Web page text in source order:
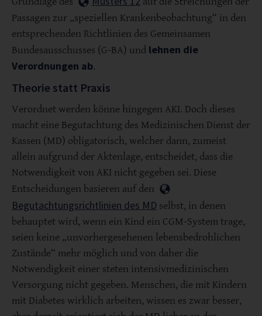
Passagen zur „speziellen Krankenbeobachtung“ in den
entsprechenden Richtlinien des Gemeinsamen
Bundesausschusses (G-BA) und lehnen die
Verordnungen ab.
Theorie statt Praxis
Verordnet werden könne hingegen AKI. Doch dieses
macht eine Begutachtung des Medizinischen Dienst der
Kassen (MD) obligatorisch, welcher dann, zumeist
allein aufgrund der Aktenlage, entscheidet, dass die
Notwendigkeit von AKI nicht gegeben sei. Diese
Entscheidungen basieren auf den
Begutachtungsrichtlinien des MD selbst, in denen
behauptet wird, wenn ein Kind ein CGM-System trage,
seien keine „unvorhergesehenen lebensbedrohlichen
Zustände“ mehr möglich und von daher die
Notwendigkeit einer steten intensivmedizinischen
Versorgung nicht gegeben. Menschen, die mit Kindern
mit Diabetes wirklich arbeiten, wissen es zwar besser,